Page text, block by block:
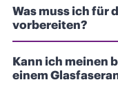
Was muss ich für
vorbereiten?
Kann ich meinen
einem